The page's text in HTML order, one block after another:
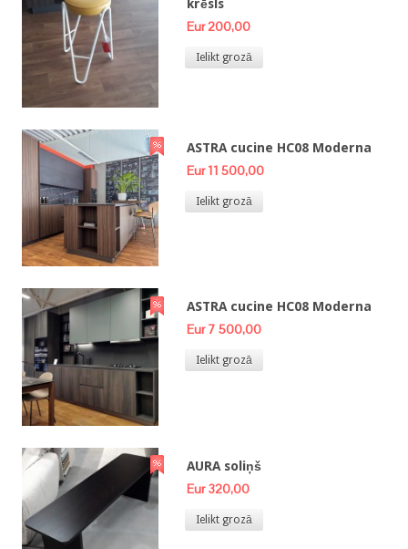
krēsls
Eur 200,00
Ielikt grozā
ASTRA cucine HC08 Moderna
Eur 11 500,00
Ielikt grozā
ASTRA cucine HC08 Moderna
Eur 7 500,00
Ielikt grozā
AURA soliņš
Eur 320,00
Ielikt grozā